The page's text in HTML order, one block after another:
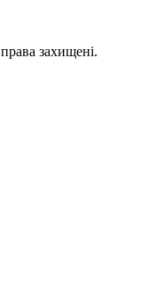
захищені.